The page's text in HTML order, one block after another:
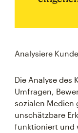
Analysiere
Die Analyse des
Umfragen,
sozialen Medien
unschätzbare
funktioniert und